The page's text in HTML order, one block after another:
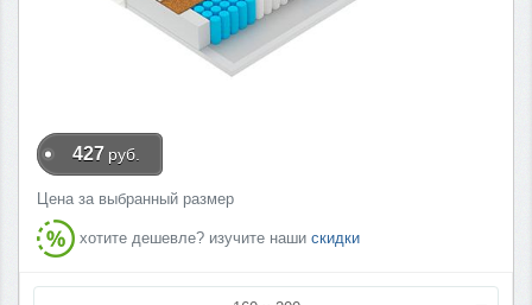
427 руб.
Цена за выбранный размер
хотите дешевле? изучите наши скидки